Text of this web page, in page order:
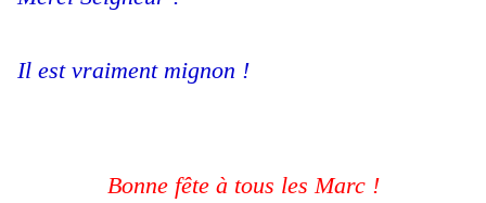
Il est vraiment mignon !
Bonne fête à tous les Marc !